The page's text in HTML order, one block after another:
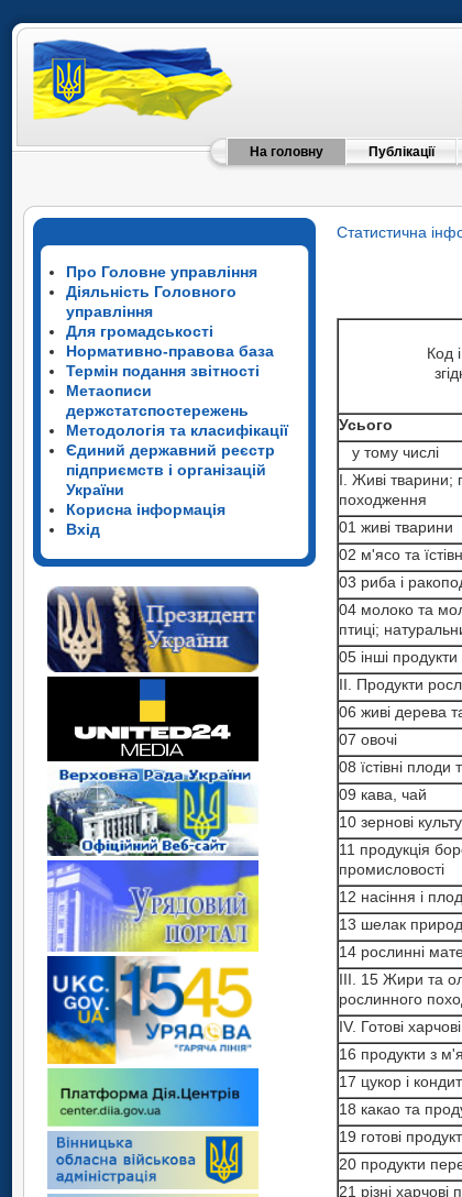
На головну Публікації
Про Головне управління
Діяльність Головного
управління
Для громадськості
Нормативно-правова база
Термін подання звітності
Метаописи
держстатспостережень
Методологія та класифікації
Єдиний державний реєстр
підприємств і організацій
України
Корисна інформація
Вхід
Статистична
Код
Усього
у тому числі
I. Живі тварини;
походження
01 живі тварини
02 м'ясо та
03 риба і
04 молоко та
птиці;
05 інші
II. Продукти
06 живі дерева
07 овочі
08 їстівні плоди
09 кава, чай
10 зернові
11 продукція
промисловості
12 насіння і
13 шелак
14 рослинні
ІІІ. 15 Жири та
рослинного
IV. Готові
16 продукти з
17 цукор і
18 какао та
19 готові
20 продукти
21 різні харчові